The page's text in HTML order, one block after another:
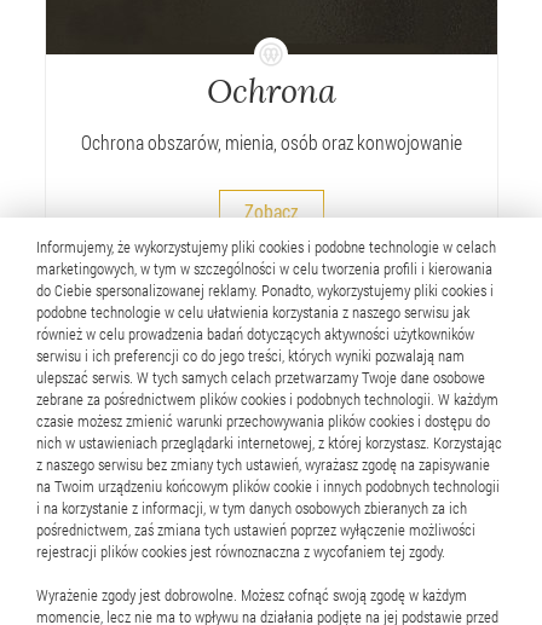
Informujemy, że wykorzystujemy pliki cookies i podobne technologie w celach
marketingowych, w tym w szczególności w celu tworzenia profili i kierowania
do Ciebie spersonalizowanej reklamy. Ponadto, wykorzystujemy pliki cookies i
podobne technologie w celu ułatwienia korzystania z naszego serwisu jak
również w celu prowadzenia badań dotyczących aktywności użytkowników
serwisu i ich preferencji co do jego treści, których wyniki pozwalają nam
ulepszać serwis. W tych samych celach przetwarzamy Twoje dane osobowe
zebrane za pośrednictwem plików cookies i podobnych technologii. W każdym
czasie możesz zmienić warunki przechowywania plików cookies i dostępu do
nich w ustawieniach przeglądarki internetowej, z której korzystasz. Korzystając
z naszego serwisu bez zmiany tych ustawień, wyrażasz zgodę na zapisywanie
na Twoim urządzeniu końcowym plików cookie i innych podobnych technologii
i na korzystanie z informacji, w tym danych osobowych zbieranych za ich
pośrednictwem, zaś zmiana tych ustawień poprzez wyłączenie możliwości
rejestracji plików cookies jest równoznaczna z wycofaniem tej zgody.
Wyrażenie zgody jest dobrowolne. Możesz cofnąć swoją zgodę w każdym
momencie, lecz nie ma to wpływu na działania podjęte na jej podstawie przed
Ochrona
Ochrona obszarów, mienia, osób oraz konwojowanie
Zobacz
Nieruchomości